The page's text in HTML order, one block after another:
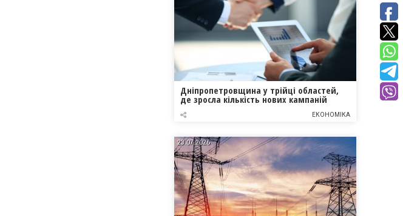
Дніпропетровщина у трійці областей,
де зросла кількість нових кампаній
ЕКОНОМІКА
23.07.2026